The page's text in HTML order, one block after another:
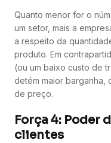
Quanto menor for o
um setor, mais a
a respeito da
produto. Em
(ou um baixo custo de
detém maior barganha,
de preço.
Força 4: Poder
clientes